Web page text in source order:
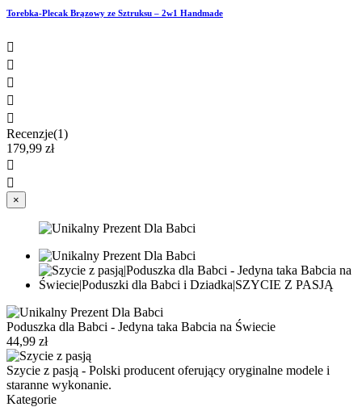
Torebka-Plecak Brązowy ze Sztruksu – 2w1 Handmade





Recenzje(1)
179,99 zł


×
Poduszka dla Babci - Jedyna taka Babcia na Świecie
44,99 zł
Szycie z pasją - Polski producent oferujący oryginalne modele i
staranne wykonanie.
Kategorie